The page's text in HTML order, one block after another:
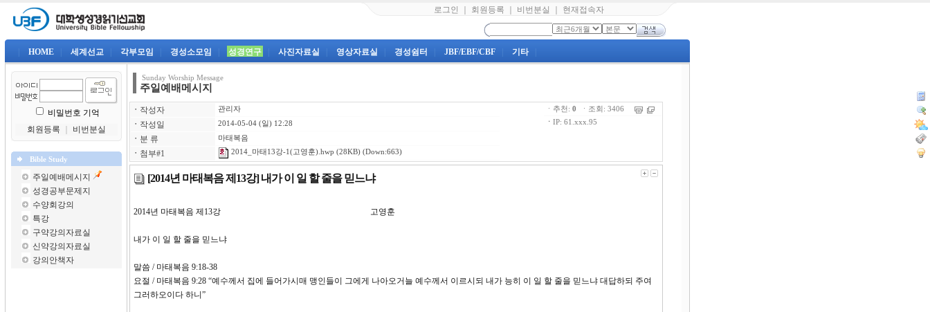
로그인 회원등록 비번분실 현재접속자
HOME 세계선교 각부모임 경성소모임 성경연구 사진자료실 영상자료실 경성쉼터 JBF/EBF/CBF 기타
비밀번호 기억
회원등록
비번분실
Bible Study
주일예배메시지
성경공부문제지
수양회강의
특강
구약강의자료실
신약강의자료실
강의안책자
Sunday Worship Message
주일예배메시지
ㆍ 작성자 관리자
ㆍ 작성일 2014-05-04 (일) 12:28
ㆍ 분 류 마태복음
ㆍ 첨부#1 2014_마태13강-1(고영훈).hwp (28KB) (Down:663)
ㆍ추천: 0 ㆍ조회: 3406
ㆍ IP: 61.xxx.95
[2014년 마태복음 제13강] 내가 이 일 할 줄을 믿느냐
2014년 마태복음 제13강 고영훈
내가 이 일 할 줄을 믿느냐
말씀 / 마태복음 9:18-38
요절 / 마태복음 9:28 “예수께서 집에 들어가시매 맹인들이 그에게 나아오거늘 예수께서 이르시되 내가 능히 이 일 할 줄을 믿느냐 대답하되 주여
그러하오이다 하니”